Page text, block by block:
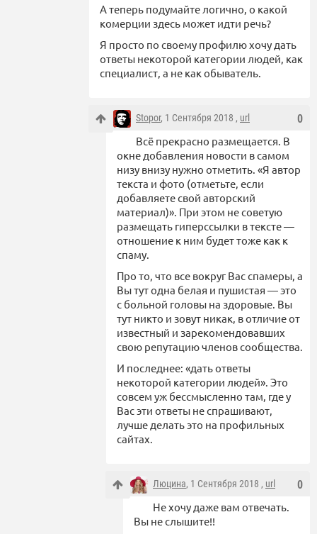
А теперь подумайте логично, о какой
комерции здесь может идти речь?
Я просто по своему профилю хочу дать
ответы некоторой категории людей, как
специалист, а не как обыватель.
0
Stopor, 1 Сентября 2018 , url
Всё прекрасно размещается. В
окне добавления новости в самом
низу внизу нужно отметить. «Я автор
текста и фото (отметьте, если
добавляете свой авторский
материал)». При этом не советую
размещать гиперссылки в тексте —
отношение к ним будет тоже как к
спаму.
Про то, что все вокруг Вас спамеры, а
Вы тут одна белая и пушистая — это
с больной головы на здоровые. Вы
тут никто и зовут никак, в отличие от
известный и зарекомендовавших
свою репутацию членов сообщества.
И последнее: «дать ответы
некоторой категории людей». Это
совсем уж бессмысленно там, где у
Вас эти ответы не спрашивают,
лучше делать это на профильных
сайтах.
0
Люцина, 1 Сентября 2018 , url
Не хочу даже вам отвечать.
Вы не слышите!!